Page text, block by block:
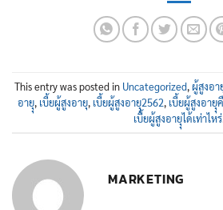
This entry was posted in Uncategorized,ผู้สูงอา
อายุุ, เบี้ยผู้สูงอายุ, เบี้ยผู้สูงอายุุ2562, เบี้ยผู้สูงอายุุ
เบี้ยผู้สูงอายุุได้เท่าไหร่
MARKETING